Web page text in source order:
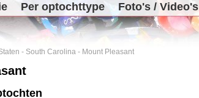
Per optochttype Foto's / Video's
- South Carolina - Mount Pleasant